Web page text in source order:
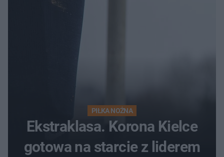
PIŁKA NOŻNA
Ekstraklasa. Korona Kielce
gotowa na starcie z liderem